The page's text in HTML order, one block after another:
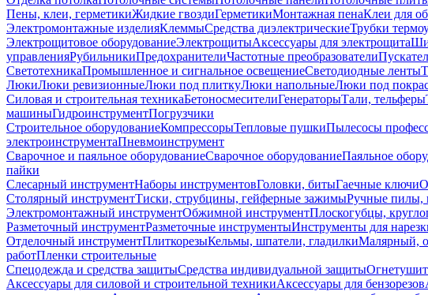
Пены, клеи, герметикиЖидкие гвоздиГерметикиМонтажная пенаКлеи для
Электромонтажные изделияКлеммыСредства диэлектрическиеТрубки
Электрощитовое оборудованиеЭлектрощитыАксессуары для электрощита
управленияРубильникиПредохранителиЧастотные преобразователи
СветотехникаПромышленное и сигнальное освещениеСветодиодные ленты
ЛюкиЛюки ревизионныеЛюки под плиткуЛюки напольныеЛюки под
Силовая и строительная техникаБетоносмесителиГенераторыТали, тельферы
машиныГидроинструментПогрузчики
Строительное оборудованиеКомпрессорыТепловые пушкиПылесосы
электроинструментаПневмоинструмент
Сварочное и паяльное оборудованиеСварочное оборудованиеПаяльное
пайки
Слесарный инструментНаборы инструментовГоловки, битыГаечные ключи
Столярный инструментТиски, струбцины, гейферные зажимыРучные пилы,
Электромонтажный инструментОбжимной инструментПлоскогубцы,
Разметочный инструментРазметочные инструментыИнструменты для
Отделочный инструментПлиткорезыКельмы, шпатели, гладилкиМалярный,
работПленки строительные
Спецодежда и средства защитыСредства индивидуальной защиты
Аксессуары для силовой и строительной техникиАксессуары для бензорезов